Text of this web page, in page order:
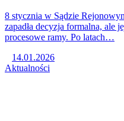
8 stycznia w Sądzie
zapadła decyzja formalna, ale
procesowe ramy. Po latach…
14.01.2026
Aktualności